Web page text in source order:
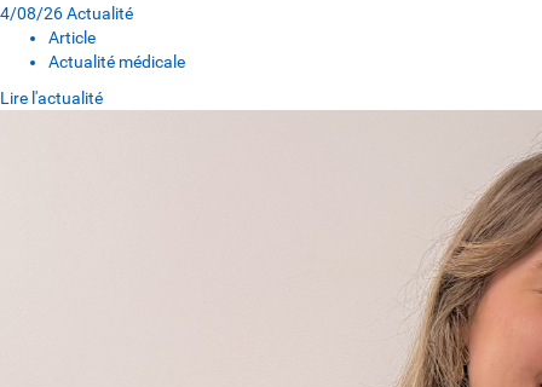
4/08/26Actualité
Article
Actualité médicale
Lire l'actualité